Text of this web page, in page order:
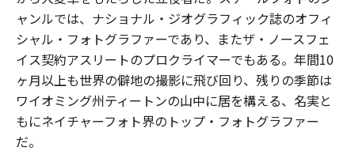
ャンルでは、ナショナル・ジオグラフィック誌のオフィ
シャル・フォトグラファーであり、またザ・ノースフェ
イス契約アスリートのプロクライマーでもある。年間10
ヶ月以上も世界の僻地の撮影に飛び回り、残りの季節は
ワイオミング州ティートンの山中に居を構える、名実と
もにネイチャーフォト界のトップ・フォトグラファー
だ。